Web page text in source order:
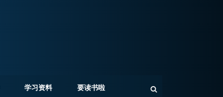
学习资料 要读书啦